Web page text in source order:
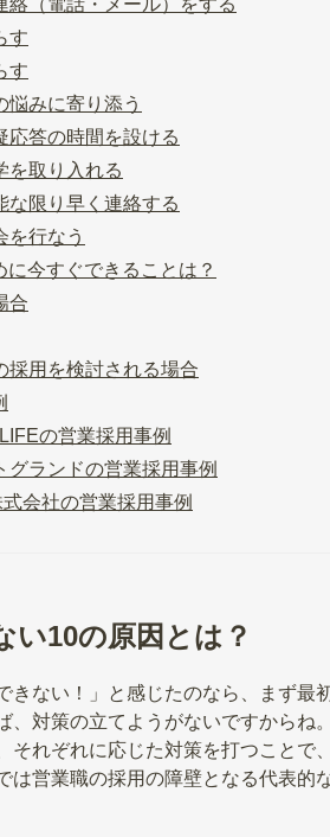
す
す
悩みに寄り添う
応答の時間を設ける
を取り入れる
な限り早く連絡する
を行なう
今すぐできることは？
合
採用を検討される場合
の営業採用事例
グランドの営業採用事例
会社の営業採用事例
い10の原因とは？
きない！」と感じたのなら、まず
、対策の立てようがないですからね
それぞれに応じた対策を打つことで
は営業職の採用の障壁となる代表的